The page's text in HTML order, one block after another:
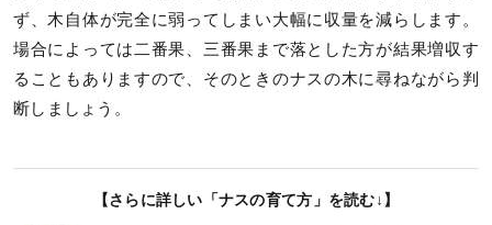
ず、木自体が完全に弱ってしまい大幅に収量を減らします。
場合によっては二番果、三番果まで落とした方が結果増収す
ることもありますので、そのときのナスの木に尋ねながら判
断しましょう。
【さらに詳しい「ナスの育て方」を読む↓】